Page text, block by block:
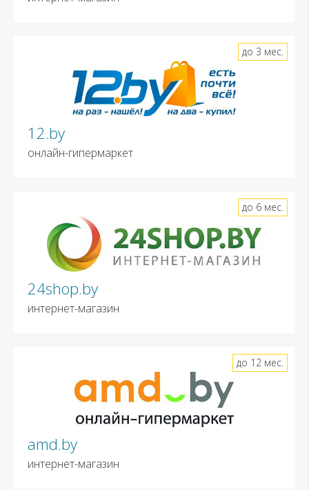
12.by
онлайн-гипермаркет
до 3 мес.
24shop.by
интернет-магазин
до 6 мес.
amd.by
интернет-магазин
до 12 мес.